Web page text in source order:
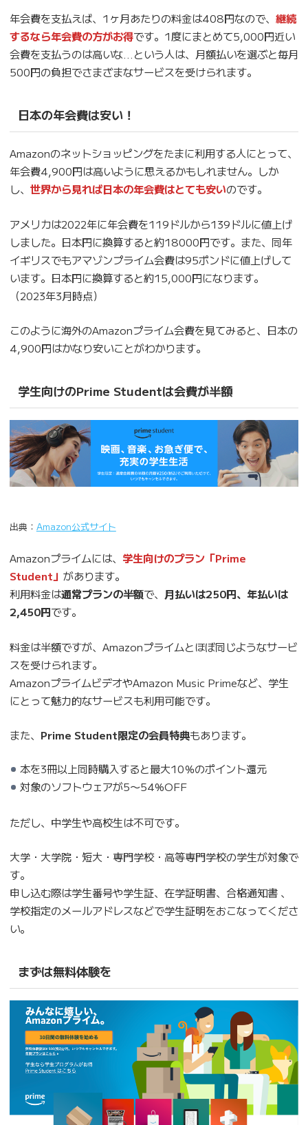
年会費を支払えば、1ヶ月あたりの料金は408円なので、 継続
するなら年会費の方がお得です。1度にまとめて5,000円近い
会費を支払うのは高いな…という人は、月額払いを選ぶと毎月
500円の負担でさまざまなサービスを受けられます。
日本の年会費は安い！
Amazonのネットショッピングをたまに利用する人にとって、
年会費4,900円は高いように思えるかもしれません。しか
し、 世界から見れば日本の年会費はとても安いのです。
アメリカは2022年に年会費を119ドルから139ドルに値上げ
しました。日本円に換算すると約18000円です。また、同年
イギリスでもアマゾンプライム会費は95ポンドに値上げして
います。日本円に換算すると約15,000円になります。
（2023年3月時点）
このように海外のAmazonプライム会費を見てみると、日本の
4,900円はかなり安いことがわかります。
学生向けのPrime Studentは会費が半額
出典： Amazon公式サイト
Amazonプライムには、 学生向けのプラン「Prime
Student」 があります。
利用料金は通常プランの半額で、 月払いは250円、年払いは
2,450円です。
料金は半額ですが、Amazonプライムとほぼ同じようなサービ
スを受けられます。
AmazonプライムビデオやAmazon Music Primeなど、学生
にとって魅力的なサービスも利用可能です。
また、 Prime Student限定の会員特典もあります。
本を3冊以上同時購入すると最大10％のポイント還元
対象のソフトウェアが5〜54%OFF
ただし、中学生や高校生は不可です。
大学・大学院・短大・専門学校・高等専門学校の学生が対象で
す。
申し込む際は学生番号や学生証、在学証明書、合格通知書 、
学校指定のメールアドレスなどで学生証明をおこなってくださ
い。
まずは無料体験を